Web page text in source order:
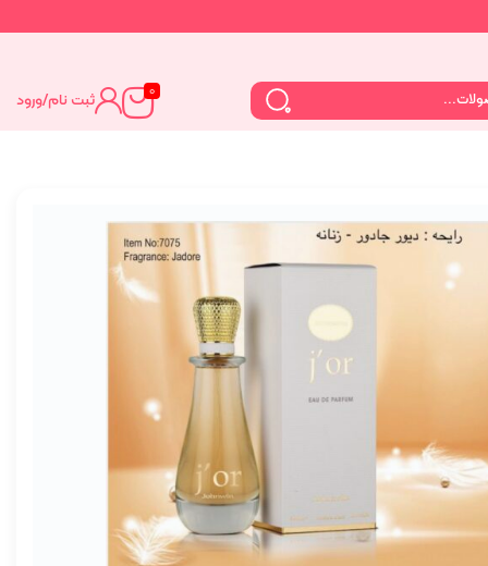
0 ثبت نام/ورود